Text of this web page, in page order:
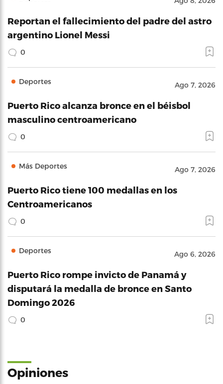
Reportan el fallecimiento del padre del astro
argentino Lionel Messi
0
Deportes Ago 7, 2026
Puerto Rico alcanza bronce en el béisbol
masculino centroamericano
0
Más Deportes Ago 7, 2026
Puerto Rico tiene 100 medallas en los
Centroamericanos
0
Deportes Ago 6, 2026
Puerto Rico rompe invicto de Panamá y
disputará la medalla de bronce en Santo
Domingo 2026
0
Opiniones